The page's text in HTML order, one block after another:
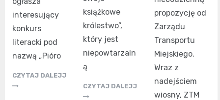
interesujący
konkurs
literacki pod
nazwą „Pióro
CZYTAJ DALEJJ
książkowe
królestwo”,
który jest
niepowtarzaln
ą
CZYTAJ DALEJJ
propozycję od
Zarządu
Transportu
Miejskiego.
Wraz z
nadejściem
wiosny, ZTM